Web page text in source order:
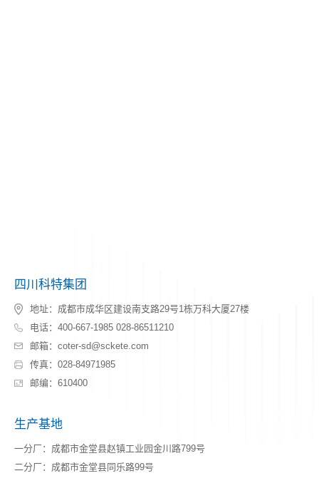
四川科特集团
地址：成都市成华区建设南支路29号1栋万科大厦27楼
电话：400-667-1985 028-86511210
邮箱：coter-sd@sckete.com
传真：028-84971985
邮编：610400
生产基地
一分厂：成都市金堂县赵镇工业园金川路799号
二分厂：成都市金堂县同乐路99号